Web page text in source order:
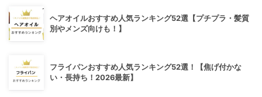
ヘアオイルおすすめ人気ランキング52選【プチプラ・髪質
別やメンズ向けも！】
フライパンおすすめ人気ランキング52選！【焦げ付かな
い・長持ち！2026最新】